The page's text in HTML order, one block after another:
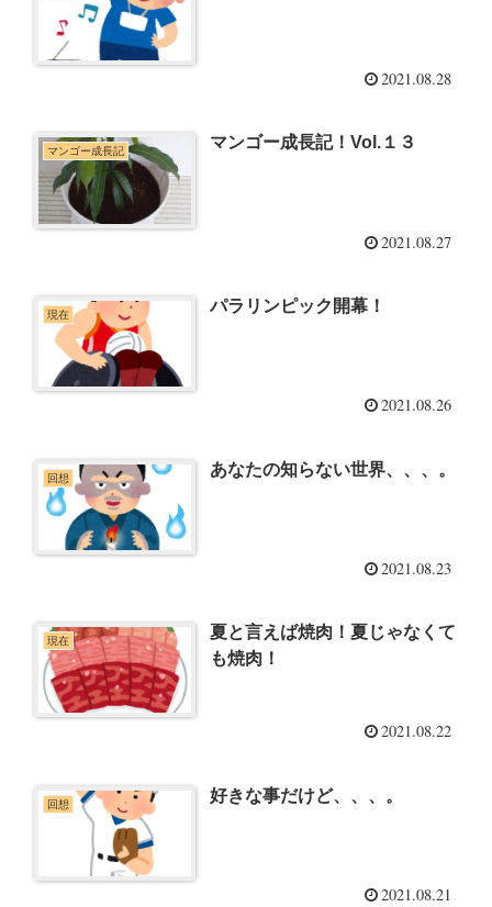
2021.08.28
マンゴー成長記 マンゴー成長記！Vol.１３
2021.08.27
現在 パラリンピック開幕！
2021.08.26
回想 あなたの知らない世界、、、。
2021.08.23
現在
夏と言えば焼肉！夏じゃなくて
も焼肉！
2021.08.22
回想 好きな事だけど、、、。
2021.08.21